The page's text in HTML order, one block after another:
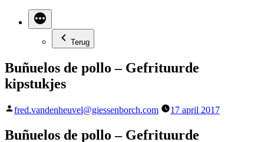
Terug
Buñuelos de pollo – Gefrituurde
kipstukjes
Geplaatst
fred.vandenheuvel@giessenborch.com 17 april 2017
Buñuelos de pollo – Gefrituurde